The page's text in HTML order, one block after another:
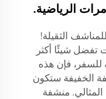
الرياضية.
الثقيلة!
تفضل شيئًا أكثر
للسفر، فإن هذه
الخفيفة ستكون
منشفة